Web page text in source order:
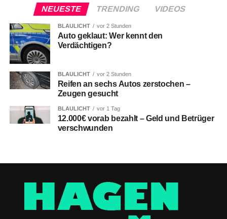
NEUESTE TRENDING VIDEOS
BLAULICHT vor 2 Stunden
Auto geklaut: Wer kennt den
Verdächtigen?
BLAULICHT vor 2 Stunden
Reifen an sechs Autos zerstochen –
Zeugen gesucht
BLAULICHT vor 1 Tag
12.000€ vorab bezahlt – Geld und Betrüger
verschwunden